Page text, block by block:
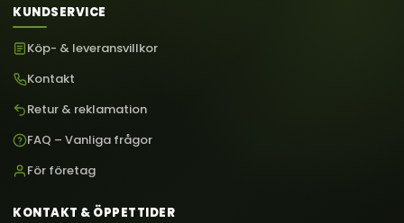
KUNDSERVICE
Köp- & leveransvillkor
Kontakt
Retur & reklamation
FAQ – Vanliga frågor
För företag
KONTAKT & ÖPPETTIDER